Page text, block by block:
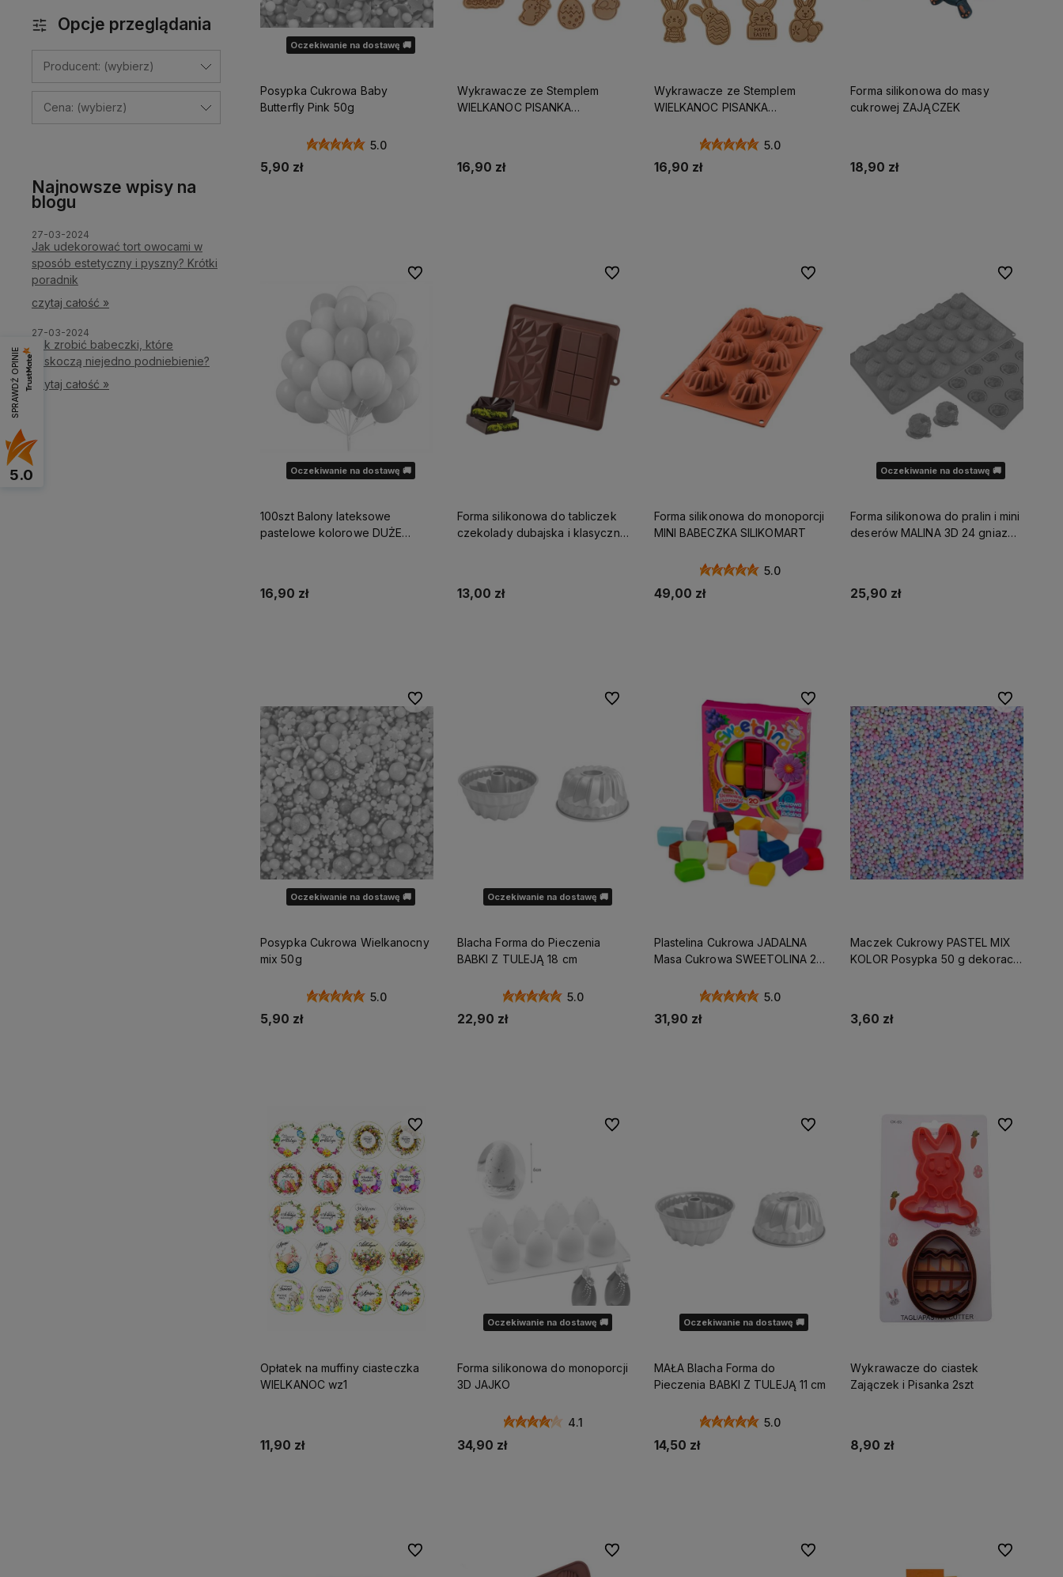
Opcje przeglądania
Producent: (wybierz)
Cena: (wybierz)
Najnowsze wpisy na
blogu
Jak udekorować tort owocami w
sposób estetyczny i pyszny? Krótki
poradnik
27-03-2024
czytaj całość »
Jak zrobić babeczki, które
zaskoczą niejedno podniebienie?
27-03-2024
czytaj całość »
Oczekiwanie na dostawę 🚚
Posypka Cukrowa Baby
Butterfly Pink 50g
5.0
5,90 zł
Wykrawacze ze Stemplem
WIELKANOC PISANKA
16,90 zł
Wykrawacze ze Stemplem
WIELKANOC PISANKA
5.0
16,90 zł
Forma silikonowa do masy
cukrowej ZAJĄCZEK
18,90 zł
Oczekiwanie na dostawę 🚚
100szt Balony lateksowe
pastelowe kolorowe DUŻE
16,90 zł
Do ulubionych
Forma silikonowa do tabliczek
czekolady dubajska i klasyczna
13,00 zł
Do ulubionych
Forma silikonowa do monoporcji
MINI BABECZKA SILIKOMART
5.0
49,00 zł
Do ulubionych
Oczekiwanie na dostawę 🚚
Forma silikonowa do pralin i mini
deserów MALINA 3D 24 gniazda
25,90 zł
Do ulubionych
Oczekiwanie na dostawę 🚚
Posypka Cukrowa Wielkanocny
mix 50g
5.0
5,90 zł
Do ulubionych
Oczekiwanie na dostawę 🚚
Blacha Forma do Pieczenia
BABKI Z TULEJĄ 18 cm
5.0
22,90 zł
Do ulubionych
Plastelina Cukrowa JADALNA
Masa Cukrowa SWEETOLINA 20
5.0
31,90 zł
Do ulubionych
Maczek Cukrowy PASTEL MIX
KOLOR Posypka 50 g dekoracja
3,60 zł
Do ulubionych
Opłatek na muffiny ciasteczka
WIELKANOC wz1
11,90 zł
Do ulubionych
Oczekiwanie na dostawę 🚚
Forma silikonowa do monoporcji
3D JAJKO
4.1
34,90 zł
Do ulubionych
Oczekiwanie na dostawę 🚚
MAŁA Blacha Forma do
Pieczenia BABKI Z TULEJĄ 11 cm
5.0
14,50 zł
Do ulubionych
Wykrawacze do ciastek
Zajączek i Pisanka 2szt
8,90 zł
Do ulubionych
Do ulubionych Do ulubionych Do ulubionych Do ulubionych
SPRAWDŹ OPINIE
5.0